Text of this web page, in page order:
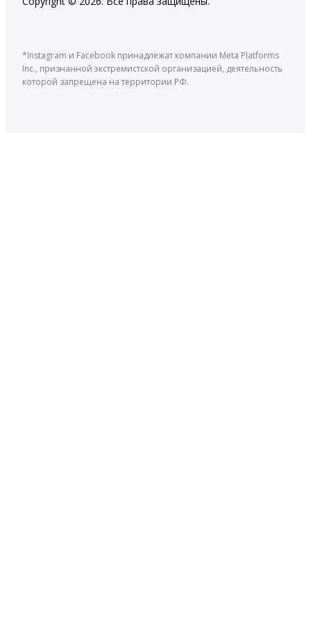
*Instagram и Facebook принадлежат компании Meta Platforms
Inc., признанной экстремистской организацией, деятельность
которой запрещена на территории РФ.